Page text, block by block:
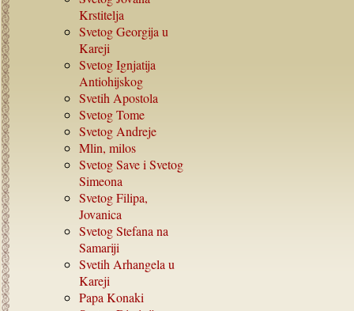
Krstitelja
Svetog Georgija u
Kareji
Svetog Ignjatija
Antiohijskog
Svetih Apostola
Svetog Tome
Svetog Andreje
Mlin, milos
Svetog Save i Svetog
Simeona
Svetog Filipa,
Jovanica
Svetog Stefana na
Samariji
Svetih Arhangela u
Kareji
Papa Konaki